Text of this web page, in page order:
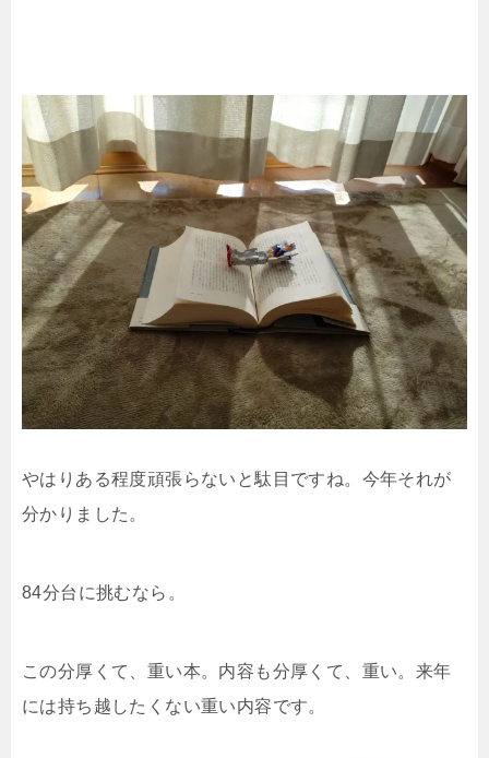
やはりある程度頑張らないと駄目ですね。今年それが
分かりました。
84分台に挑むなら。
この分厚くて、重い本。内容も分厚くて、重い。来年
には持ち越したくない重い内容です。